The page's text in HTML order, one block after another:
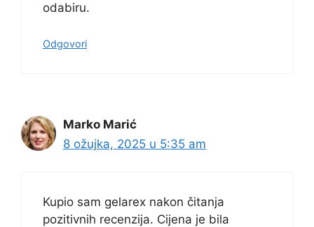
odabiru.
Odgovori
Marko Marić
8 ožujka, 2025 u 5:35 am
Kupio sam gelarex nakon čitanja
pozitivnih recenzija. Cijena je bila